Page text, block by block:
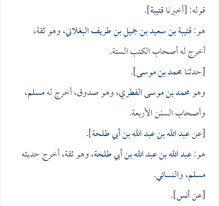
قوله: [أخبرناقتيبة].
هو:قتيبة بن سعيد بن جميل بن طريف البغلاني، وهو ثقة،
أخرج له أصحاب الكتب الستة.
[حدثنامحمد بن موسى].
وهومحمد بن موسى الفطري، وهو صدوق، أخرج لهمسلم،
وأصحاب السنن الأربعة.
[عنعبد الله بن عبد الله بن أبي طلحة].
هو:عبد الله بن عبد الله بن أبي طلحة، وهو ثقة، أخرج حديثه
مسلم، والنسائي.
[عنأنس].